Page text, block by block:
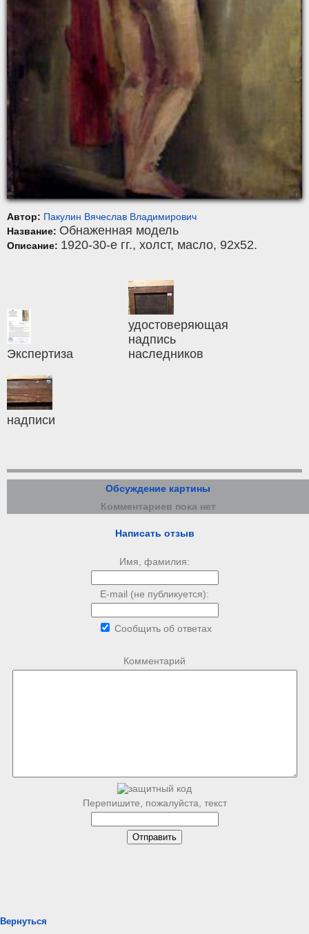
Автор: Пакулин Вячеслав Владимирович
Название: Обнаженная модель
Описание: 1920-30-е гг., холст, масло, 92x52.
Экспертиза
удостоверяющая
надпись
наследников
надписи
Обсуждение картины
Комментариев пока нет
Написать отзыв
Имя, фамилия:
E-mail (не публикуется):
Сообщить об ответах
Комментарий
Перепишите, пожалуйста, текст
Вернуться